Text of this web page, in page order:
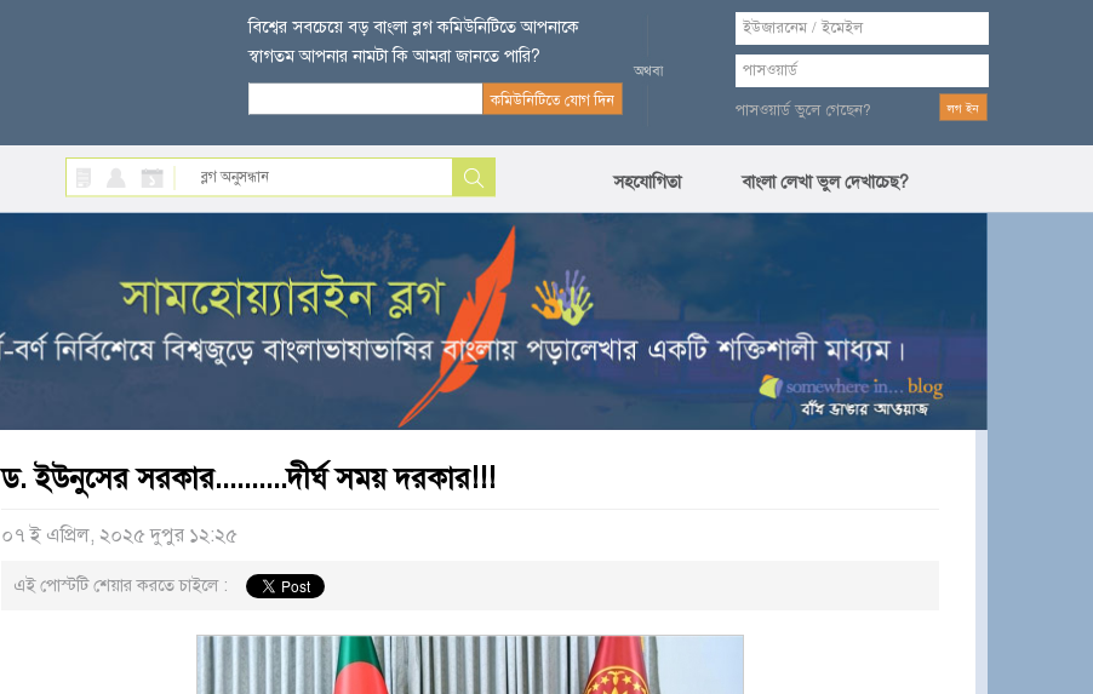
বিশ্বের সবচেয়ে বড় বাংলা ব্লগ কমিউনিটিতে আপনাকে
স্বাগতম আপনার নামটা কি আমরা জানতে পারি?
পাসওয়ার্ড ভুলে গেছেন?
সহযোগিতা বাংলা লেখা ভুল দেখাচেছ?
ড. ইউনুসের সরকার..........দীর্ঘ সময় দরকার!!!
০৭ ই এপ্রিল, ২০২৫ দুপুর ১২:২৫
এই পোস্টটি শেয়ার করতে চাইলে :